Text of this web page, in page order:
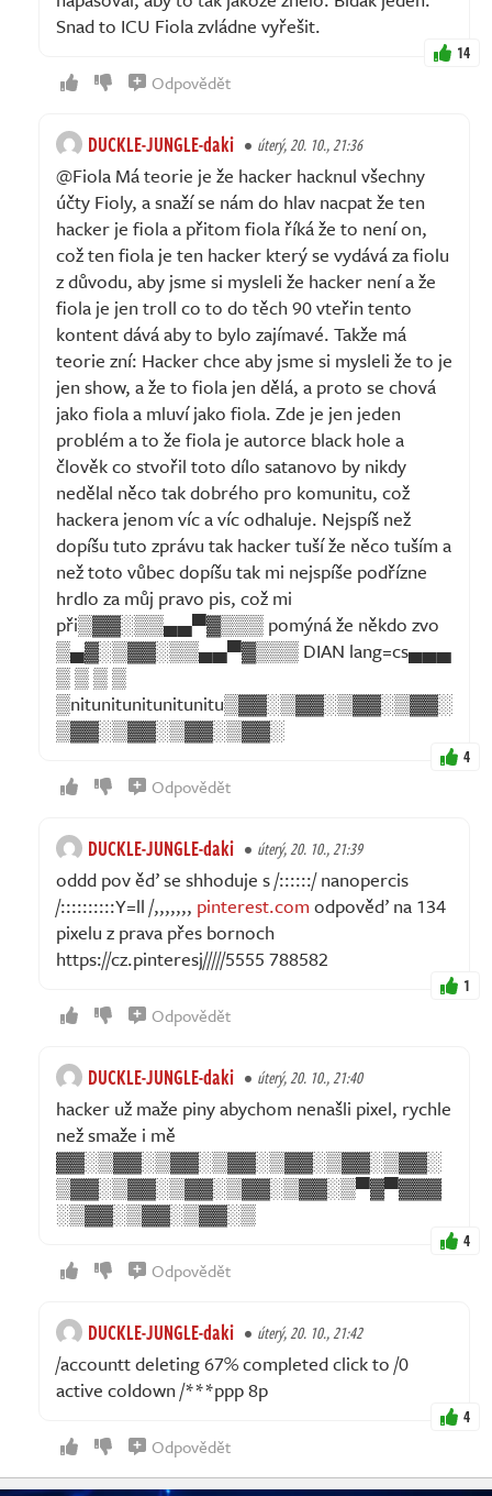
Snad to ICU Fiola zvládne vyřešit.
14
Odpovědět
DUCKLE-JUNGLE-daki úterý, 20. 10., 21:36
@Fiola Má teorie je že hacker hacknul všechny
účty Fioly, a snaží se nám do hlav nacpat že ten
hacker je fiola a přitom fiola říká že to není on,
což ten fiola je ten hacker který se vydává za fiolu
z důvodu, aby jsme si mysleli že hacker není a že
fiola je jen troll co to do těch 90 vteřin tento
kontent dává aby to bylo zajímavé. Takže má
teorie zní: Hacker chce aby jsme si mysleli že to je
jen show, a že to fiola jen dělá, a proto se chová
jako fiola a mluví jako fiola. Zde je jen jeden
problém a to že fiola je autorce black hole a
člověk co stvořil toto dílo satanovo by nikdy
nedělal něco tak dobrého pro komunitu, což
hackera jenom víc a víc odhaluje. Nejspíš než
dopíšu tuto zprávu tak hacker tuší že něco tuším a
než toto vůbec dopíšu tak mi nejspíše podřízne
hrdlo za můj pravo pis, což mi
při▒▓▓░▒▒▄▄▀▓▒▒▒ pomýná že někdo zvo
▒▄▓░▒▓▓░▒▒▄▄▀▓▒▒▒ DIAN lang=cs▄▄▄
▒ ▒ ▒ ▒
▒nitunitunitunitunitu▒▓▓░▒▓▓░▒▓▓░▒▓▓░
▒▓▓░▒▓▓░▒▓▓░▒▓▓░
4
Odpovědět
DUCKLE-JUNGLE-daki úterý, 20. 10., 21:39
oddd pov ěď se shhoduje s /::::::/ nanopercis
/::::::::::Y=ll /,,,,,,, pinterest.com odpověď na 134
pixelu z prava přes bornoch
https://cz.pinteresj/////5555 788582
1
Odpovědět
DUCKLE-JUNGLE-daki úterý, 20. 10., 21:40
hacker už maže piny abychom nenašli pixel, rychle
než smaže i mě
▓▓░▒▓▓░▒▓▓░▒▓▓░▒▓▓░▒▓▓░▒▓▓░
▒▓▓░▒▓▓░▒▓▓░▒▓▓░▒▓▓░▒▀▓▀▓▓▓
░▒▓▓░▒▓▓░▒▓▓░▒
4
Odpovědět
DUCKLE-JUNGLE-daki úterý, 20. 10., 21:42
/accountt deleting 67% completed click to /0
active coldown /***ppp 8p
4
Odpovědět